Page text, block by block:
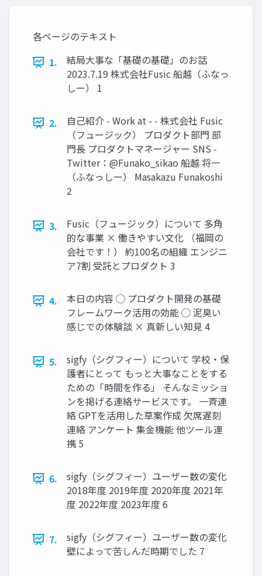
各ページのテキスト
1.
結局大事な「基礎の基礎」のお話
2023.7.19 株式会社Fusic 船越（ふなっ
しー） 1
2.
自己紹介 - Work at - - 株式会社 Fusic
（フュージック） プロダクト部門 部
門長 プロダクトマネージャー SNS -
Twitter：@Funako_sikao 船越 将一
（ふなっしー） Masakazu Funakoshi
2
3.
Fusic（フュージック）について 多角
的な事業 × 働きやすい文化 （福岡の
会社です！） 約100名の組織 エンジニ
ア7割 受託とプロダクト 3
4.
本日の内容 ◯ プロダクト開発の基礎
フレームワーク活用の効能 ◯ 泥臭い
感じでの体験談 × 真新しい知見 4
5.
sigfy（シグフィー）について 学校・保
護者にとって もっと大事なことをする
ための「時間を作る」 そんなミッショ
ンを掲げる連絡サービスです。 一斉連
絡 GPTを活用した草案作成 欠席遅刻
連絡 アンケート 集金機能 他ツール連
携 5
6.
sigfy（シグフィー）ユーザー数の変化
2018年度 2019年度 2020年度 2021年
度 2022年度 2023年度 6
7.
sigfy（シグフィー）ユーザー数の変化
壁によって苦しんだ時期でした 7